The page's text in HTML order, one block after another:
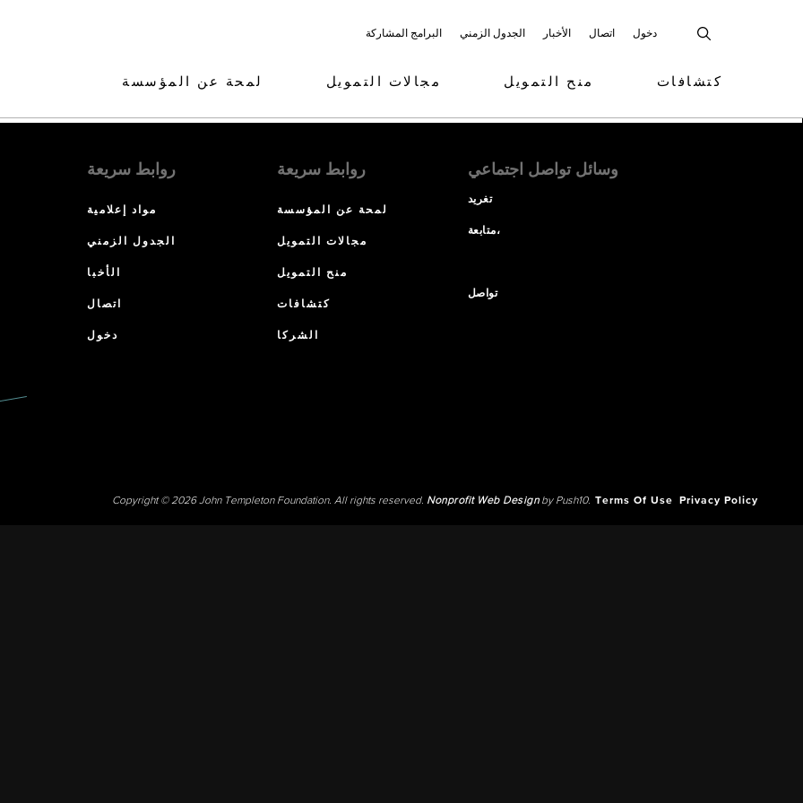
البرامج المشاركة الجدول الزمني الأخبار اتصال دخول
لمحة عن المؤسسة مجالات التمويل منح التمويل كتشافات
روابط سريعة
مواد إعلامية
الجدول الزمني
الأخبا
اتصال
دخول
روابط سريعة
لمحة عن المؤسسة
مجالات التمويل
منح التمويل
كتشافات
الشركا
وسائل تواصل اجتماعي
تغريد
متابعة،
تواصل
Copyright © 2026 John Templeton Foundation. All rights reserved. Nonprofit Web Designby Push10. Terms Of Use Privacy Policy